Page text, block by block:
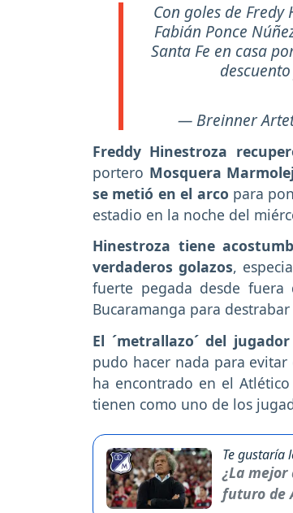
Con goles de
Fabián Ponce
Santa Fe en casa
— Breinner
Freddy Hinestroza
portero Mosquera
se metió en el arco para
estadio en la noche del
Hinestroza tiene
verdaderos golazos,
fuerte pegada desde
Bucaramanga para
El ´metrallazo´ del
pudo hacer nada para
ha encontrado en el
tienen como uno de los
Te gustaría
¿La
futuro de